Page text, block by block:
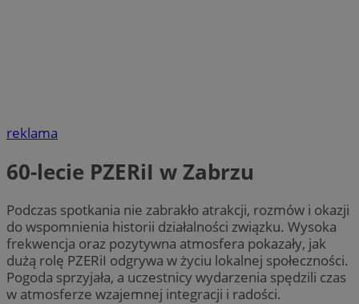
reklama
60-lecie PZERiI w Zabrzu
Podczas spotkania nie zabrakło atrakcji, rozmów i okazji
do wspomnienia historii działalności związku. Wysoka
frekwencja oraz pozytywna atmosfera pokazały, jak
dużą rolę PZERiI odgrywa w życiu lokalnej społeczności.
Pogoda sprzyjała, a uczestnicy wydarzenia spędzili czas
w atmosferze wzajemnej integracji i radości.